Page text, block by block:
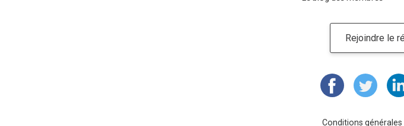
Rejoindre le
Conditions générales